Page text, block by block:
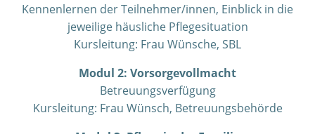
Kennenlernen der Teilnehmer/innen, Einblick in die
jeweilige häusliche Pflegesituation
Kursleitung: Frau Wünsche, SBL
Modul 2: Vorsorgevollmacht
Betreuungsverfügung
Kursleitung: Frau Wünsch, Betreuungsbehörde